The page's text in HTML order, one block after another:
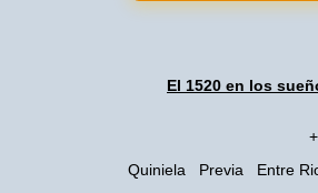
El 1520 en los
Quiniela Previa Entre